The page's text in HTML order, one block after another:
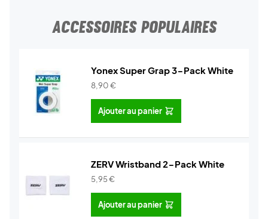
ACCESSOIRES POPULAIRES
Yonex Super Grap 3-Pack White
8,90€
Ajouter au panier
ZERV Wristband 2-Pack White
5,95€
Ajouter au panier